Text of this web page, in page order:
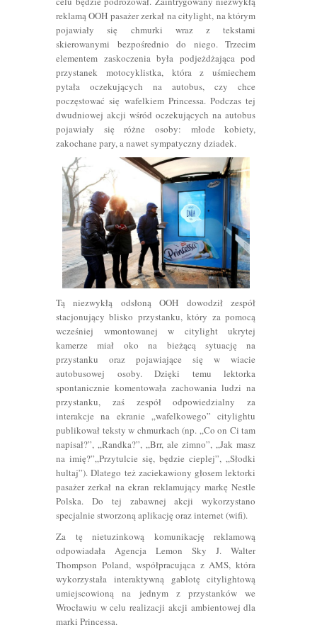
reklamą OOH pasażer zerkał na citylight, na którym
pojawiały się chmurki wraz z tekstami
skierowanymi bezpośrednio do niego. Trzecim
elementem zaskoczenia była podjeżdżająca pod
przystanek motocyklistka, która z uśmiechem
pytała oczekujących na autobus, czy chce
poczęstować się wafelkiem Princessa. Podczas tej
dwudniowej akcji wśród oczekujących na autobus
pojawiały się różne osoby: młode kobiety,
zakochane pary, a nawet sympatyczny dziadek.
Tą niezwykłą odsłoną OOH dowodził zespół
stacjonujący blisko przystanku, który za pomocą
wcześniej wmontowanej w citylight ukrytej
kamerze miał oko na bieżącą sytuację na
przystanku oraz pojawiające się w wiacie
autobusowej osoby. Dzięki temu lektorka
spontanicznie komentowała zachowania ludzi na
przystanku, zaś zespół odpowiedzialny za
interakcje na ekranie „wafelkowego” citylightu
publikował teksty w chmurkach (np. „Co on Ci tam
napisał?”, „Randka?”, „Brr, ale zimno”, „Jak masz
na imię?”„Przytulcie się, będzie cieplej”, „Słodki
hultaj”). Dlatego też zaciekawiony głosem lektorki
pasażer zerkał na ekran reklamujący markę Nestle
Polska. Do tej zabawnej akcji wykorzystano
specjalnie stworzoną aplikację oraz internet (wifi).
Za tę nietuzinkową komunikację reklamową
odpowiadała Agencja Lemon Sky J. Walter
Thompson Poland, współpracująca z AMS, która
wykorzystała interaktywną gablotę citylightową
umiejscowioną na jednym z przystanków we
Wrocławiu w celu realizacji akcji ambientowej dla
marki Princessa.